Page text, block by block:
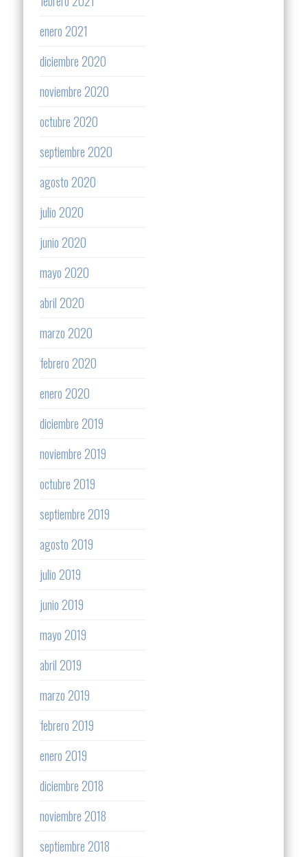
enero 2021
diciembre 2020
noviembre 2020
octubre 2020
septiembre 2020
agosto 2020
julio 2020
junio 2020
mayo 2020
abril 2020
marzo 2020
febrero 2020
enero 2020
diciembre 2019
noviembre 2019
octubre 2019
septiembre 2019
agosto 2019
julio 2019
junio 2019
mayo 2019
abril 2019
marzo 2019
febrero 2019
enero 2019
diciembre 2018
noviembre 2018
septiembre 2018